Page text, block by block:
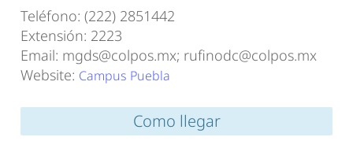
Teléfono: (222) 2851442
Extensión: 2223
Email: mgds@colpos.mx; rufinodc@colpos.mx
Website: Campus Puebla
Como llegar